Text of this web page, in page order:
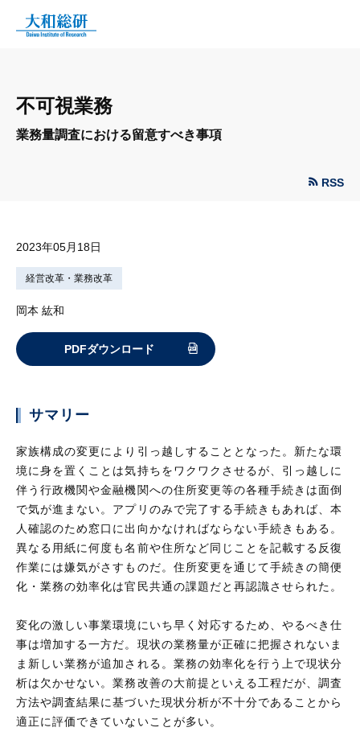
不可視業務
業務量調査における留意すべき事項
RSS
2023年05月18日
経営改革・業務改革
岡本 紘和
PDFダウンロード
サマリー
家族構成の変更により引っ越しすることとなった。新たな環
境に身を置くことは気持ちをワクワクさせるが、引っ越しに
伴う行政機関や金融機関への住所変更等の各種手続きは面倒
で気が進まない。アプリのみで完了する手続きもあれば、本
人確認のため窓口に出向かなければならない手続きもある。
異なる用紙に何度も名前や住所など同じことを記載する反復
作業には嫌気がさすものだ。住所変更を通じて手続きの簡便
化・業務の効率化は官民共通の課題だと再認識させられた。
変化の激しい事業環境にいち早く対応するため、やるべき仕
事は増加する一方だ。現状の業務量が正確に把握されないま
ま新しい業務が追加される。業務の効率化を行う上で現状分
析は欠かせない。業務改善の大前提といえる工程だが、調査
方法や調査結果に基づいた現状分析が不十分であることから
適正に評価できていないことが多い。